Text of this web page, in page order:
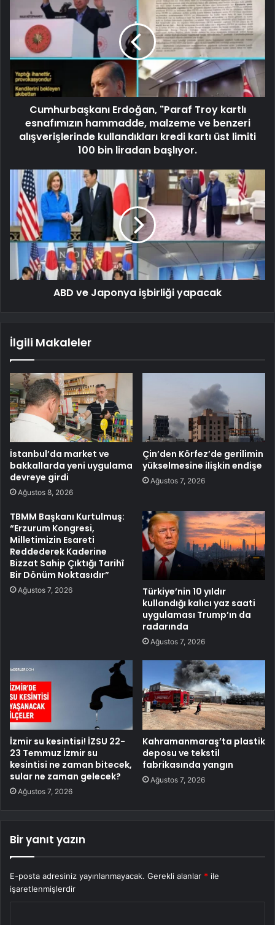
Cumhurbaşkanı Erdoğan, "Paraf Troy kartlı
esnafımızın hammadde, malzeme ve benzeri
alışverişlerinde kullandıkları kredi kartı üst limiti
100 bin liradan başlıyor.
ABD ve Japonya işbirliği yapacak
İlgili Makaleler
İstanbul’da market ve
bakkallarda yeni uygulama
devreye girdi
Ağustos 8, 2026
Çin’den Körfez’de gerilimin
yükselmesine ilişkin endişe
Ağustos 7, 2026
TBMM Başkanı Kurtulmuş:
“Erzurum Kongresi,
Milletimizin Esareti
Reddederek Kaderine
Bizzat Sahip Çıktığı Tarihî
Bir Dönüm Noktasıdır”
Ağustos 7, 2026
Türkiye’nin 10 yıldır
kullandığı kalıcı yaz saati
uygulaması Trump’ın da
radarında
Ağustos 7, 2026
İzmir su kesintisi! İZSU 22-
23 Temmuz İzmir su
kesintisi ne zaman bitecek,
sular ne zaman gelecek?
Ağustos 7, 2026
Kahramanmaraş’ta plastik
deposu ve tekstil
fabrikasında yangın
Ağustos 7, 2026
Bir yanıt yazın
E-posta adresiniz yayınlanmayacak. Gerekli alanlar * ile
işaretlenmişlerdir